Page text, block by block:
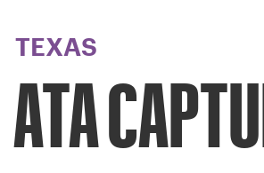
TEXAS
ATA